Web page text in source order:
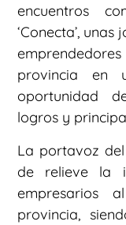
encuentros
‘Conecta’,
provincia en
oportunidad
logros y
La portavoz
de relieve la
empresarios
provincia,